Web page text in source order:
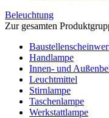
Beleuchtung
Zur gesamten
Handlampe
Innen- und
Leuchtmittel
Stirnlampe
Taschenlampe
Werkstattlampe